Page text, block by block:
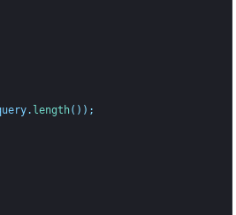
. length( ) ) ;